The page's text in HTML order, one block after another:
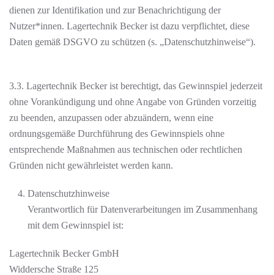
dienen zur Identifikation und zur Benachrichtigung der
Nutzer*innen. Lagertechnik Becker ist dazu verpflichtet, diese
Daten gemäß DSGVO zu schützen (s. „Datenschutzhinweise“).
3.3. Lagertechnik Becker ist berechtigt, das Gewinnspiel jederzeit
ohne Vorankündigung und ohne Angabe von Gründen vorzeitig
zu beenden, anzupassen oder abzuändern, wenn eine
ordnungsgemäße Durchführung des Gewinnspiels ohne
entsprechende Maßnahmen aus technischen oder rechtlichen
Gründen nicht gewährleistet werden kann.
Datenschutzhinweise
Verantwortlich für Datenverarbeitungen im Zusammenhang
mit dem Gewinnspiel ist:
Lagertechnik Becker GmbH
Widdersche Straße 125